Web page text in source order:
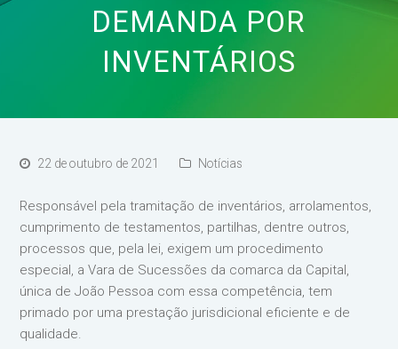
DEMANDA POR
INVENTÁRIOS
22 de outubro de 2021 Notícias
Responsável pela tramitação de inventários, arrolamentos,
cumprimento de testamentos, partilhas, dentre outros,
processos que, pela lei, exigem um procedimento
especial, a Vara de Sucessões da comarca da Capital,
única de João Pessoa com essa competência, tem
primado por uma prestação jurisdicional eficiente e de
qualidade.